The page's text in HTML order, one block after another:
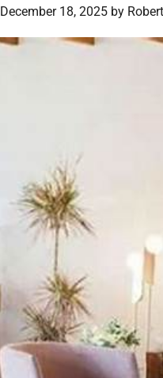
December 18, 2025 by